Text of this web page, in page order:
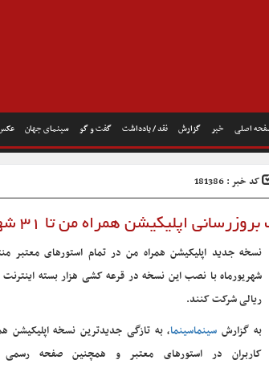
اصلی خبر گزارش نقد / یادداشت گفت و گو سینمای جهان
کد خبر : 181386
همراه من تا ۳۱ شهریور تمدید شد
ریالی شرکت کنند.
به گزارش سینماسینما، به تازگی جدیدترین نسخه اپلیکیشن
کاربران در استورهای معتبر و همچنین صفحه رسمی